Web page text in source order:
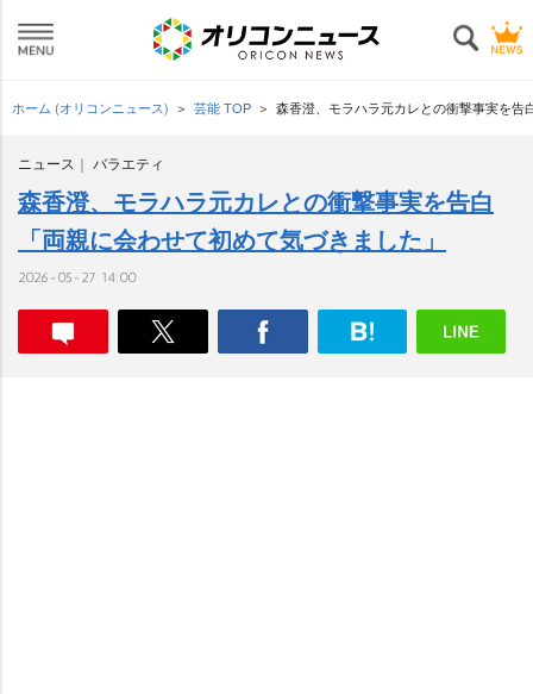
ホーム (オリコンニュース) 芸能 TOP 森香澄、モラハラ元カレとの衝撃事実を
ニュース バラエティ
森香澄、モラハラ元カレとの衝撃事実を告白
「両親に会わせて初めて気づきました」
2026-05-27 14:00